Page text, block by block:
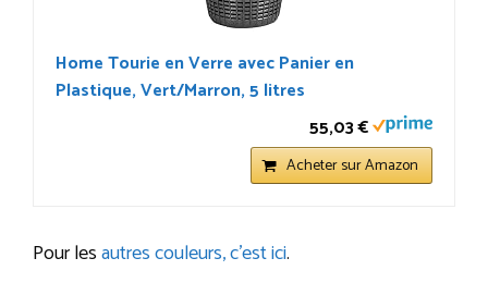
Home Tourie en Verre avec Panier en
Plastique, Vert/Marron, 5 litres
55,03 €
Acheter sur Amazon
Pour lesautres couleurs, c’est ici.